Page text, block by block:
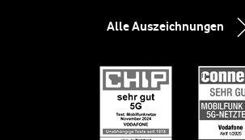
Alle Auszeichnungen